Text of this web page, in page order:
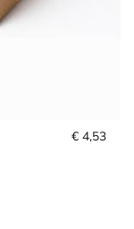
€ 4,53